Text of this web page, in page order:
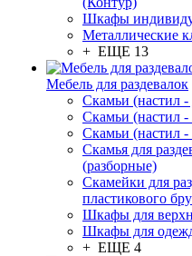
Шкафы
Металлические
+ ЕЩЕ 13
Мебель для раздевалок
Скамьи (настил -
Скамьи (настил
Скамьи (настил -
Скамья для
(разборные)
Скамейки для
пластикового
Шкафы для
Шкафы для
+ ЕЩЕ 4